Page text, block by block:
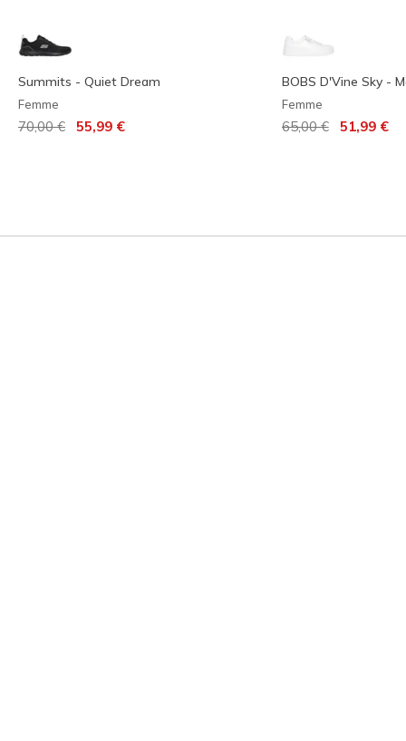
Summits - Quiet Dream
Femme
Prix réduit de
70,00 € 55,99 €
BOBS D'Vine Sky -
Femme
Prix réduit de
65,00 €à 51,99 €